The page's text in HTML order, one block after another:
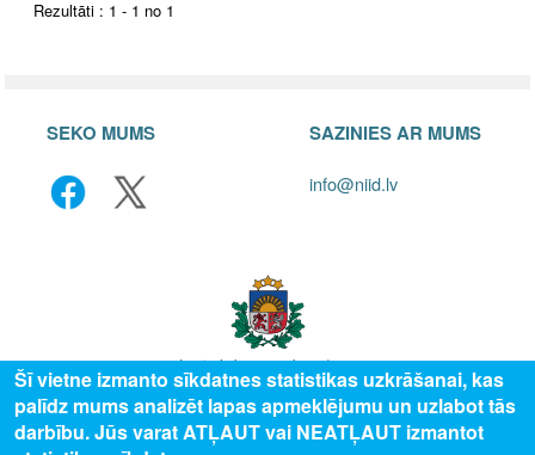
Rezultāti : 1 - 1 no 1
SEKO MUMS SAZINIES AR MUMS
info@niid.lv
© 2025 Valsts izglītības attīstības aģentūra, publicētā satura visas tiesības
Šī vietne izmanto sīkdatnes statistikas uzkrāšanai, kas
palīdz mums analizēt lapas apmeklējumu un uzlabot tās
darbību. Jūs varat ATĻAUT vai NEATĻAUT izmantot